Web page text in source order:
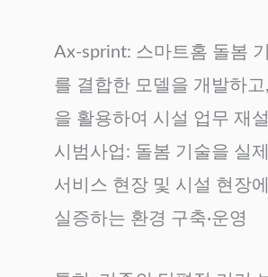
Ax-sprint: 스마트홈 돌봄
를 결합한 모델을 개발하
을 활용하여 시설 업무 재설
시범사업: 돌봄 기술을 실
서비스 현장 및 시설 현장
실증하는 환경 구축·운영